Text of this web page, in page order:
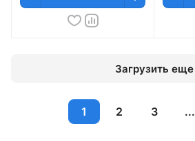
Загрузить еще
1 2 3 ...